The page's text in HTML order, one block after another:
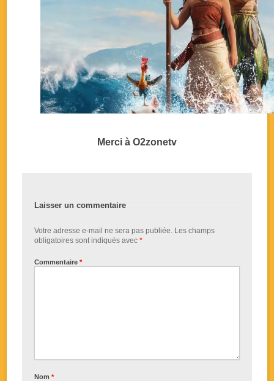
Merci à O2zonetv
Laisser un commentaire
Votre adresse e-mail ne sera pas publiée. Les champs
obligatoires sont indiqués avec*
Commentaire*
Nom*